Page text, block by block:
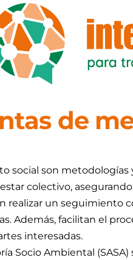
de
social son
colectivo,
un seguimiento
Además, facilitan el
interesadas.
Socio Ambiental